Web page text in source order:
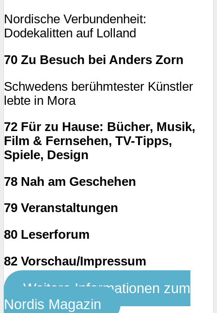
Nordische Verbundenheit:
Dodekalitten auf Lolland
70 Zu Besuch bei Anders Zorn
Schwedens berühmtester Künstler
lebte in Mora
72 Für zu Hause: Bücher, Musik,
Film & Fernsehen, TV-Tipps,
Spiele, Design
78 Nah am Geschehen
79 Veranstaltungen
80 Leserforum
82 Vorschau/Impressum
Weitere Informationen zum
Nordis Magazin